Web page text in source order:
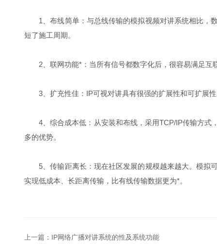
1、布线简单：与总线传输的模拟视频对讲系统相比，数
短了施工周期。
2、联网功能*：当所有信号都数字化后，很容易满足互
3、扩充性佳：IP可视对讲具有很强的扩展性和可扩展性
4、综合成本低：从安装和布线，采用TCP/IP传输方式
多的优势。
5、传输距离长：现在社区发展的规模越来越大。模拟可
实现低成本、长距离传输，比有线传输数据更为*。
上一篇： IP网络广播对讲系统的性及系统功能